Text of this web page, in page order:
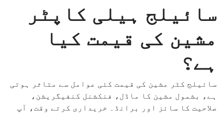
سائیلج ہیلی کاپٹر
مشین کی قیمت کیا
ہے؟
سائیلج کٹر مشین کی قیمت کئی عوامل سے متاثر ہوتی
ہے، بشمول مشین کا ماڈل، فنکشنل کنفیگریشن،
صلاحیت کا سائز اور برانڈ۔ خریداری کرتے وقت، آپ